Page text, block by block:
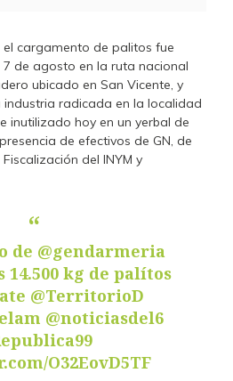
cargamento de palitos fue
de agosto en la ruta nacional
ubicado en San Vicente, y
radicada en la localidad
inutilizado hoy en un yerbal de
de efectivos de GN, de
del INYM y
de @gendarmeria
kg de palítos
@TerritorioD
@noticiasdel6
O32EovD5TF